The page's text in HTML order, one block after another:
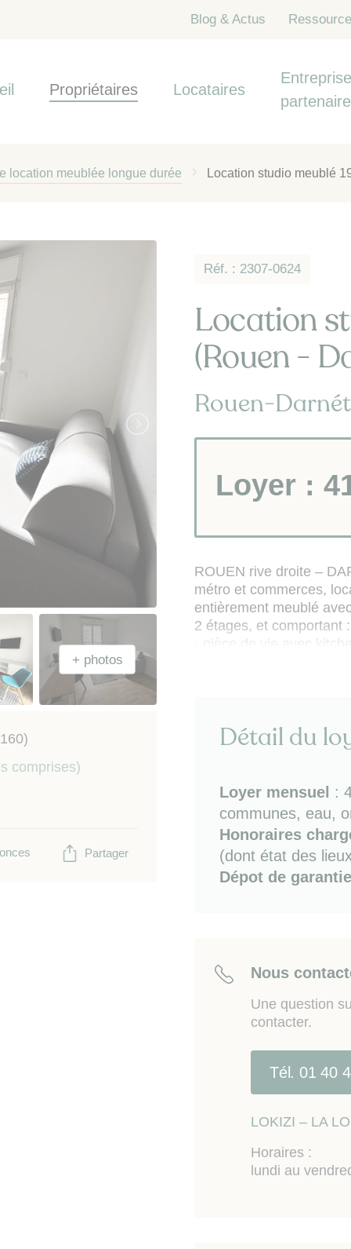
Blog & Actus
Propriétaires Locataires
location meublée longue durée Location studio meublé
comprises)
Partager
Réf. : 2307-0624
Location
(Rouen -
Rouen-
Loyer :
ROUEN rive droite –
métro et commerces,
entièrement meublé
2 étages, et comportant :
- pièce de vie avec
électrique /
de Darnétal et Ecole
Rouen, CHU, centre
d'Architecture de
de Rouen.
Les informations sur
Détail du
Loyer mensuel :
communes, eau,
Honoraires
(dont état des
Dépot de garantie
Nous
Une question
contacter.
Tél. 01 40
LOKIZI – LA
Horaires :
lundi au